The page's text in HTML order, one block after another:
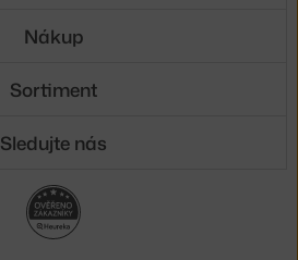
Nákup
Sortiment
Sledujte nás